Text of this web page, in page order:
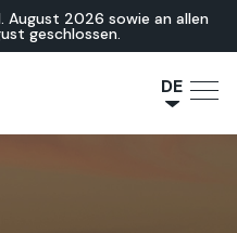
August 2026 sowie an allen
geschlossen.
DE